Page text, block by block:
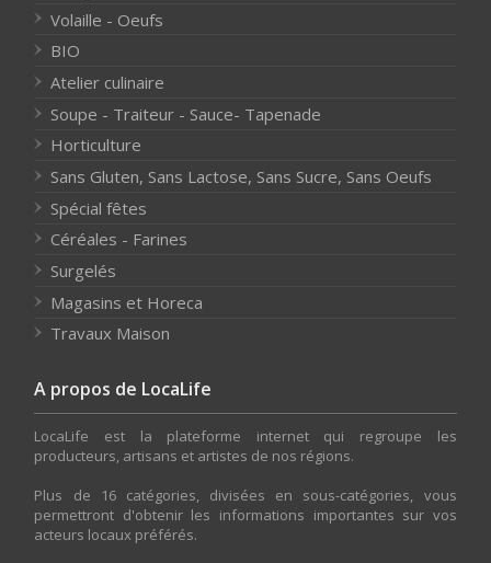
Volaille - Oeufs
BIO
Atelier culinaire
Soupe - Traiteur - Sauce- Tapenade
Horticulture
Sans Gluten, Sans Lactose, Sans Sucre, Sans Oeufs
Spécial fêtes
Céréales - Farines
Surgelés
Magasins et Horeca
Travaux Maison
A propos de LocaLife
LocaLife est la plateforme internet qui regroupe les
producteurs, artisans et artistes de nos régions.
Plus de 16 catégories, divisées en sous-catégories, vous
permettront d'obtenir les informations importantes sur vos
acteurs locaux préférés.